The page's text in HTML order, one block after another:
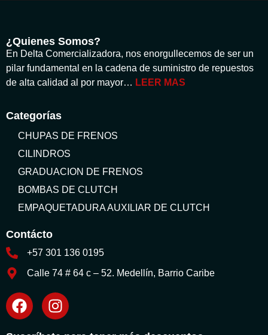
¿Quienes Somos?
En Delta Comercializadora, nos enorgullecemos de ser un
pilar fundamental en la cadena de suministro de repuestos
de alta calidad al por mayor… LEER MAS
Categorías
CHUPAS DE FRENOS
CILINDROS
GRADUACION DE FRENOS
BOMBAS DE CLUTCH
EMPAQUETADURA AUXILIAR DE CLUTCH
Contácto
+57 301 136 0195
Calle 74 # 64 c – 52. Medellín, Barrio Caribe